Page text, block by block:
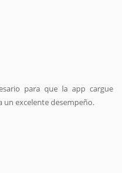
para que la app cargue
un excelente desempeño.